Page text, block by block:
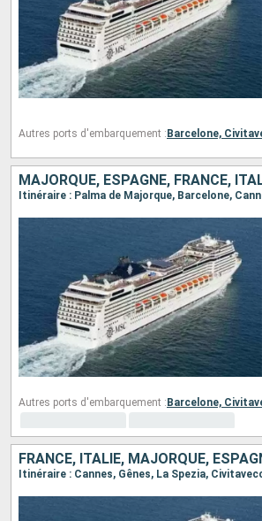
Autres ports d'embarquement : Barcelone,
MAJORQUE, ESPAGNE, FRANCE,
Itinéraire : Palma de Majorque, Barcelone,
Autres ports d'embarquement : Barcelone,
FRANCE, ITALIE, MAJORQUE,
Itinéraire : Cannes, Gênes, La Spezia,